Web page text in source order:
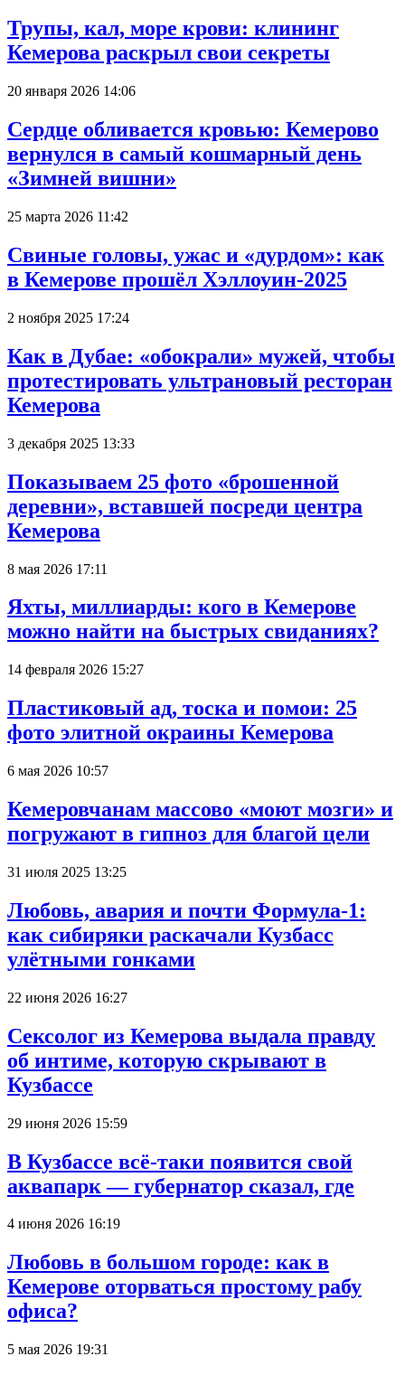
Трупы, кал, море крови: клининг
Кемерова раскрыл свои секреты
20 января 2026 14:06
Сердце обливается кровью: Кемерово
вернулся в самый кошмарный день
«Зимней вишни»
25 марта 2026 11:42
Свиные головы, ужас и «дурдом»: как
в Кемерове прошёл Хэллоуин-2025
2 ноября 2025 17:24
Как в Дубае: «обокрали» мужей, чтобы
протестировать ультрановый ресторан
Кемерова
3 декабря 2025 13:33
Показываем 25 фото «брошенной
деревни», вставшей посреди центра
Кемерова
8 мая 2026 17:11
Яхты, миллиарды: кого в Кемерове
можно найти на быстрых свиданиях?
14 февраля 2026 15:27
Пластиковый ад, тоска и помои: 25
фото элитной окраины Кемерова
6 мая 2026 10:57
Кемеровчанам массово «моют мозги» и
погружают в гипноз для благой цели
31 июля 2025 13:25
Любовь, авария и почти Формула-1:
как сибиряки раскачали Кузбасс
улётными гонками
22 июня 2026 16:27
Сексолог из Кемерова выдала правду
об интиме, которую скрывают в
Кузбассе
29 июня 2026 15:59
В Кузбассе всё-таки появится свой
аквапарк — губернатор сказал, где
4 июня 2026 16:19
Любовь в большом городе: как в
Кемерове оторваться простому рабу
офиса?
5 мая 2026 19:31